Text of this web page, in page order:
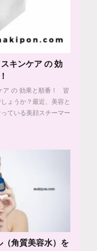
キンケア の 効
ア の 効果と順番！ 皆
ょうか？最近、美容と
ている美顔スチーマー
角質美容水）を